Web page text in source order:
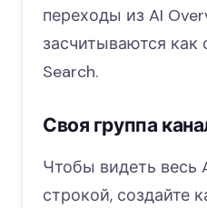
переходы из AI
засчитываются
Search.
Своя группа
Чтобы видеть весь
строкой, создайте